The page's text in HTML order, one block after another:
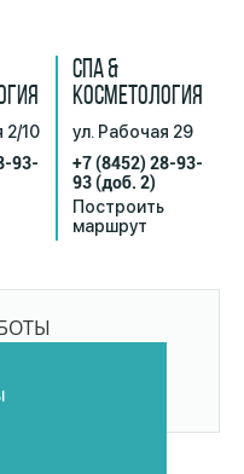
2/10
93-
СПА &
КОСМЕТОЛОГИЯ
ул. Рабочая 29
+7 (8452) 28-93-
93(доб. 2)
Построить
маршрут
ВЫХОДНЫХ